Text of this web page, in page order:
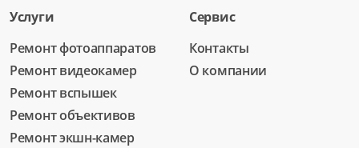
Услуги
Ремонт фотоаппаратов
Ремонт видеокамер
Ремонт вспышек
Ремонт объективов
Ремонт экшн-камер
Сервис
Контакты
О компании